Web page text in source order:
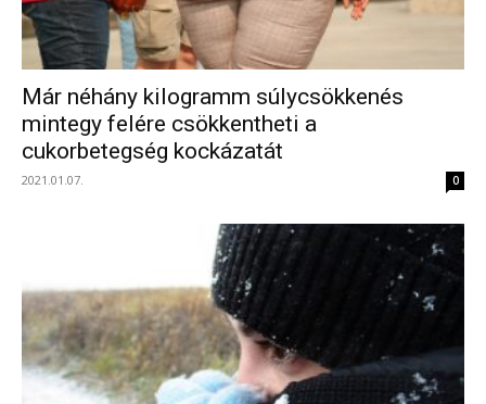
Már néhány kilogramm súlycsökkenés
mintegy felére csökkentheti a
cukorbetegség kockázatát
2021.01.07. 0